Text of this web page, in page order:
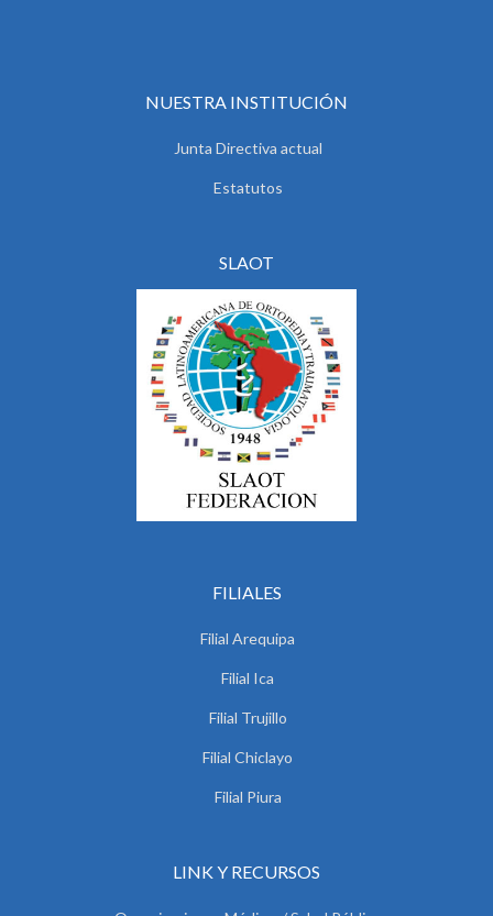
NUESTRA INSTITUCIÓN
Junta Directiva actual
Estatutos
SLAOT
FILIALES
Filial Arequipa
Filial Ica
Filial Trujillo
Filial Chiclayo
Filial Piura
LINK Y RECURSOS